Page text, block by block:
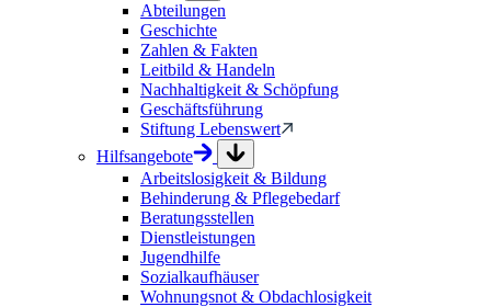
Abteilungen
Geschichte
Zahlen & Fakten
Leitbild & Handeln
Nachhaltigkeit & Schöpfung
Geschäftsführung
Stiftung Lebenswert
Hilfsangebote
Arbeitslosigkeit & Bildung
Behinderung & Pflegebedarf
Beratungsstellen
Dienstleistungen
Jugendhilfe
Sozialkaufhäuser
Wohnungsnot & Obdachlosigkeit